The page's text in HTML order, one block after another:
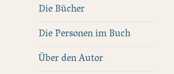
Die Bücher
Die Personen im Buch
Über den Autor